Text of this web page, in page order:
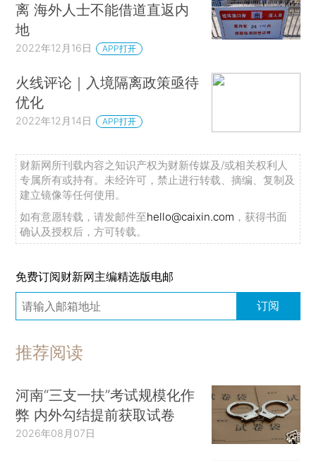
离 海外人士不能借道直返内
地
2022年12月16日 APP打开
火线评论｜入境隔离政策亟待
优化
2022年12月14日 APP打开
财新网所刊载内容之知识产权为财新传媒及/或相关权利人
专属所有或持有。未经许可，禁止进行转载、摘编、复制及
建立镜像等任何使用。
如有意愿转载，请发邮件至hello@caixin.com ，获得书面
确认及授权后，方可转载。
免费订阅财新网主编精选版电邮
订阅
推荐阅读
河南“三支一扶”考试规模化作
弊 内外勾结提前获取试卷
2026年08月07日